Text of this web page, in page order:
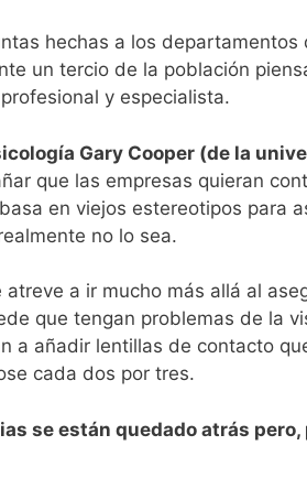
hechas a los departamentos
un tercio de la población
y especialista.
Gary Cooper (de la
que las empresas quieran
en viejos estereotipos para
no lo sea.
a ir mucho más allá al
que tengan problemas de la
a añadir lentillas de contacto
cada dos por tres.
se están quedado atrás